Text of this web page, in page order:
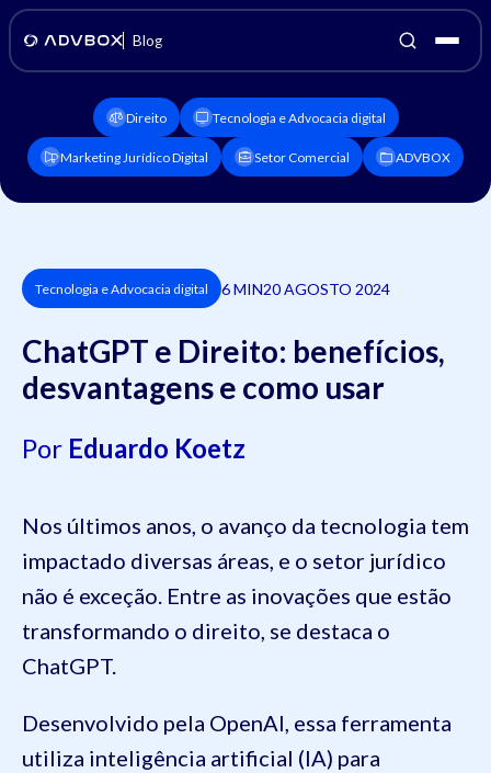
Blog
Direito Tecnologia e Advocacia digital
Marketing Jurídico Digital Setor Comercial ADVBOX
Tecnologia e Advocacia digital 6 MIN20 AGOSTO 2024
ChatGPT e Direito: benefícios,
desvantagens e como usar
Por Eduardo Koetz
Nos últimos anos, o avanço da tecnologia tem
impactado diversas áreas, e o setor jurídico
não é exceção. Entre as inovações que estão
transformando o direito, se destaca o
ChatGPT.
Desenvolvido pela OpenAI, essa ferramenta
utiliza inteligência artificial (IA) para